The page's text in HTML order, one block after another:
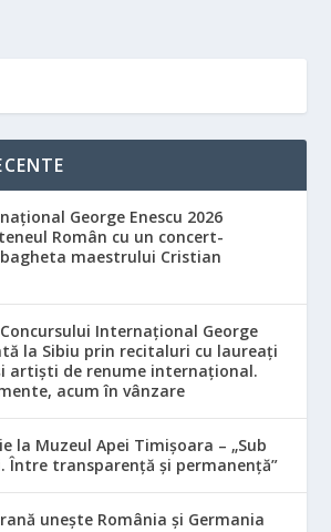
George Enescu 2026
Român cu un concert-
maestrului Cristian
Internațional George
la Sibiu prin recitaluri cu laureați
artiști de renume internațional.
acum în vânzare
la Muzeul Apei Timișoara – „Sub
Între transparență și permanență”
unește România și Germania